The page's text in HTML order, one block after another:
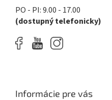
PO - PI: 9.00 - 17.00
(dostupný telefonicky)
Informácie pre vás